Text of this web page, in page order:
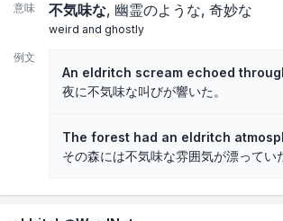
意味 不気味な 幽霊のような 奇妙な
weird and ghostly
例文
An eldritch scream echoed
夜に不気味な叫びが響いた。
The forest had an eldritch
その森には不気味な雰囲気が漂ってい